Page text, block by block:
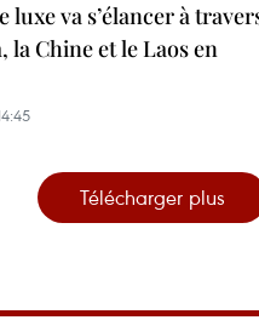
luxe va s’élancer à
la Chine et le Laos en
Télécharger plus